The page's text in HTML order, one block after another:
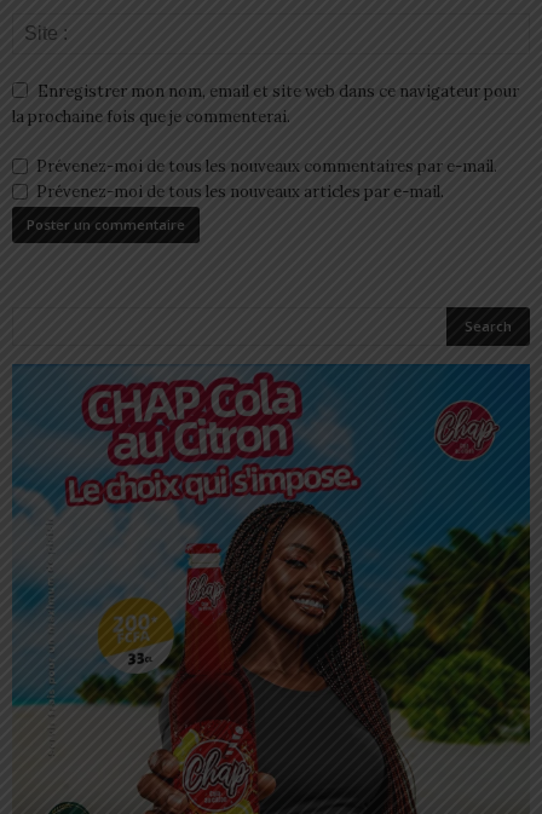
Enregistrer mon nom, email et site web dans ce navigateur pour
la prochaine fois que je commenterai.
Prévenez-moi de tous les nouveaux commentaires par e-mail.
Prévenez-moi de tous les nouveaux articles par e-mail.